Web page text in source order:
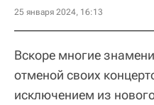
25 января 2024, 16:13
Вскоре многие
отменой своих
исключением из